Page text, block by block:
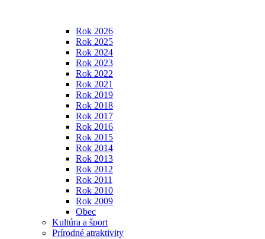
Rok 2026
Rok 2025
Rok 2024
Rok 2023
Rok 2022
Rok 2021
Rok 2019
Rok 2018
Rok 2017
Rok 2016
Rok 2015
Rok 2014
Rok 2013
Rok 2012
Rok 2011
Rok 2010
Rok 2009
Obec
Kultúra a šport
Prírodné atraktivity